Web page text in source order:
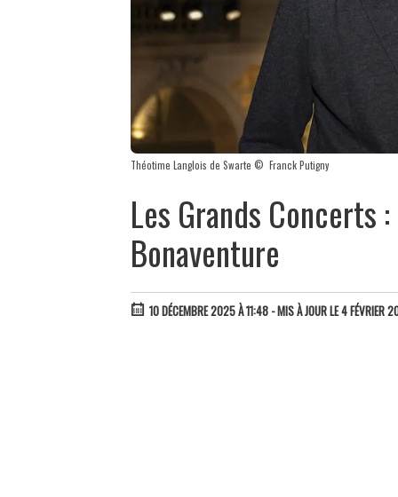
Théotime Langlois de Swarte © Franck Putigny
Les Grands Concerts
Bonaventure
10 DÉCEMBRE 2025 À 11:48 - MIS À JOUR LE 4 FÉVRIER